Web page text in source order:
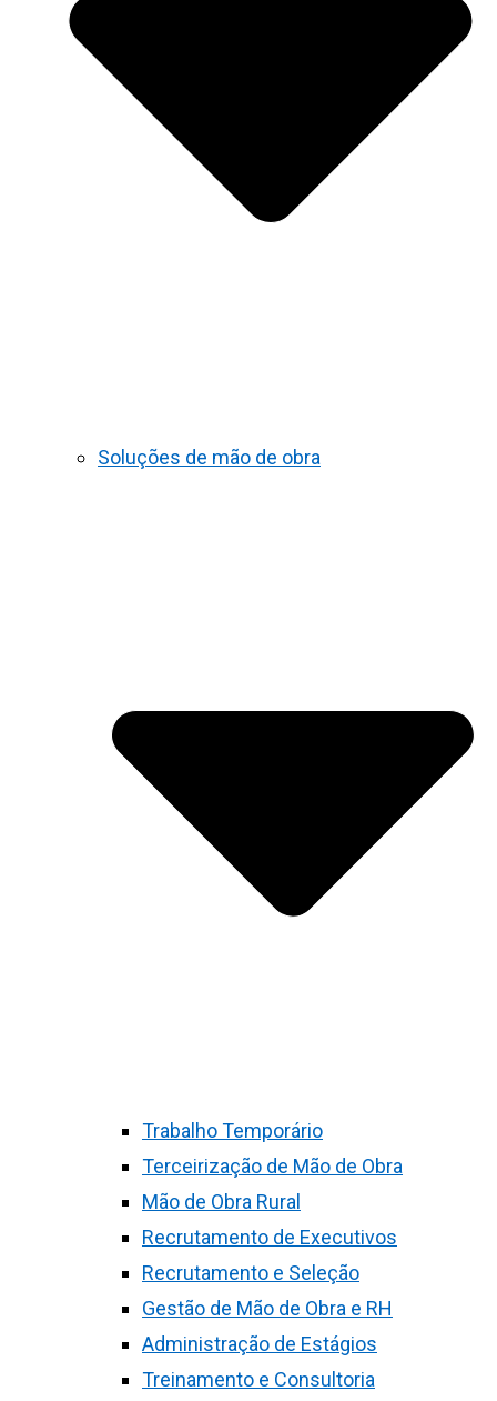
Soluções de mão de obra
Trabalho Temporário
Terceirização de Mão de Obra
Mão de Obra Rural
Recrutamento de Executivos
Recrutamento e Seleção
Gestão de Mão de Obra e RH
Administração de Estágios
Treinamento e Consultoria